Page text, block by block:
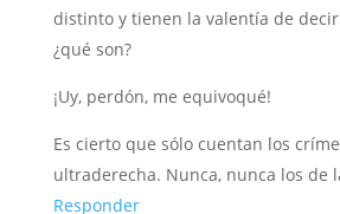
distinto y tienen la valentía de
¿qué son?
¡Uy, perdón, me equivoqué!
Es cierto que sólo cuentan los
ultraderecha. Nunca, nunca los de
Responder